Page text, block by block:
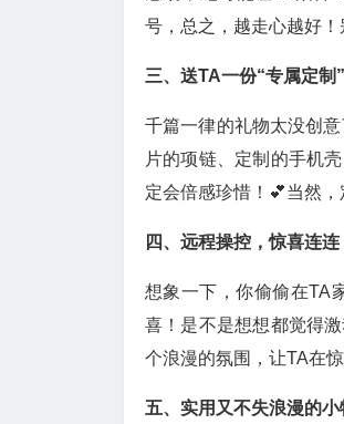
号，总之，越走心越好
三、送TA一份“专属定制
千篇一律的礼物太没创
片的项链、定制的手机
定会倍感珍惜！💕当然
四、远程操控，惊喜连连
想象一下，你偷偷在TA
喜！是不是想想都觉得
个浪漫的氛围，让TA在
五、实用又不失浪漫的小